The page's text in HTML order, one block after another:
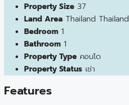
Property Size 37
Land Area Thailand Thailand
Bedroom 1
Bathroom 1
Property Type คอนโด
Property Status เช่า
Features